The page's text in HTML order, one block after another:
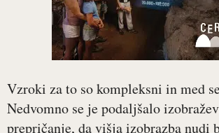
Vzroki za to so kompleksni in med
Nedvomno se je podaljšalo
prepričanje, da višja izobrazba nudi